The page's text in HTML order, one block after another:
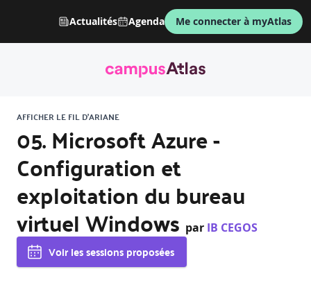
Actualités Agenda Me connecter à myAtlas
AFFICHER LE FIL D'ARIANE
05. Microsoft Azure -
Configuration et
exploitation du bureau
virtuel Windows par IB CEGOS
Voir les sessions proposées